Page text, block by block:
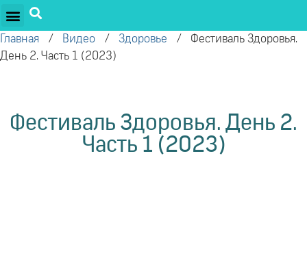
Главная / Видео / Здоровье / Фестиваль Здоровья.
День 2. Часть 1 (2023)
Фестиваль Здоровья. День 2.
Часть 1 (2023)